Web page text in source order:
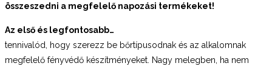
összeszedni a megfelelő napozási termékeket!
Az első és legfontosabb…
tennivalód, hogy szerezz be bőrtípusodnak és az alkalomnak
megfelelő fényvédő készítményeket. Nagy melegben, ha nem